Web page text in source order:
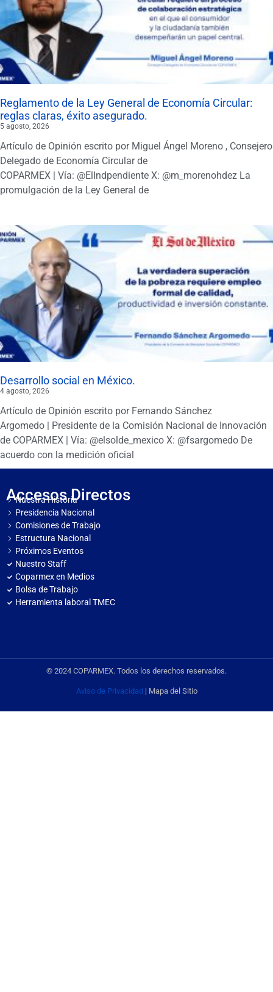
Reglamento de la Ley General de Economía Circular:
reglas claras, éxito asegurado.
5 agosto, 2026
Artículo de Opinión escrito por Miguel Ángel Moreno , Consejero
Delegado de Economía Circular de
COPARMEX | Vía: @ElIndpendiente X: @m_morenohdez La
promulgación de la Ley General de
Desarrollo social en México.
4 agosto, 2026
Artículo de Opinión escrito por Fernando Sánchez
Argomedo | Presidente de la Comisión Nacional de Innovación
de COPARMEX | Vía: @elsolde_mexico X: @fsargomedo De
acuerdo con la medición oficial
Accesos Directos
Nuestra Historia
Presidencia Nacional
Comisiones de Trabajo
Estructura Nacional
Próximos Eventos
Nuestro Staff
Coparmex en Medios
Bolsa de Trabajo
Herramienta laboral TMEC
© 2024 COPARMEX. Todos los derechos reservados.
Aviso de Privacidad | Mapa del Sitio